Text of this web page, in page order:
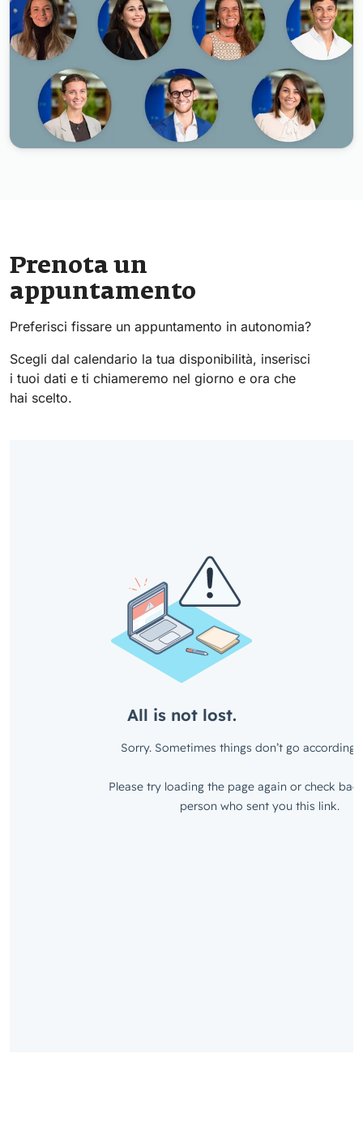
Prenota un
appuntamento
Preferisci fissare un appuntamento in autonomia?
Scegli dal calendario la tua disponibilità, inserisci
i tuoi dati e ti chiameremo nel giorno e ora che
hai scelto.